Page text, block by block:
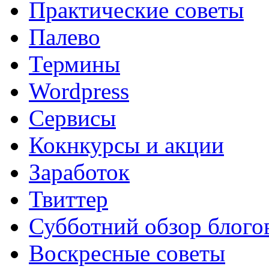
Практические советы
Палево
Термины
Wordpress
Сервисы
Кокнкурсы и акции
Заработок
Твиттер
Субботний обзор
Воскресные советы